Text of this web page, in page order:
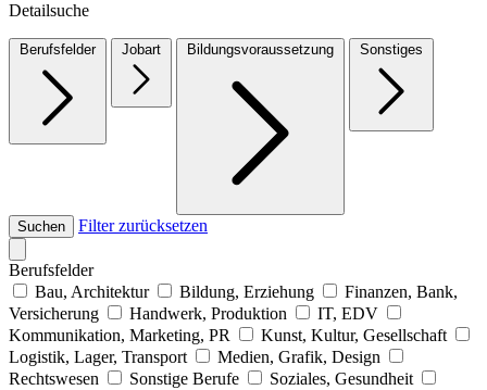
Detailsuche
Berufsfelder Jobart Bildungsvoraussetzung Sonstiges
Suchen Filter zurücksetzen
Berufsfelder
Bau, Architektur
Bildung, Erziehung
Finanzen, Bank,
Versicherung
Handwerk, Produktion
IT, EDV
Kommunikation, Marketing, PR
Kunst, Kultur, Gesellschaft
Logistik, Lager, Transport
Medien, Grafik, Design
Rechtswesen
Sonstige Berufe
Soziales, Gesundheit